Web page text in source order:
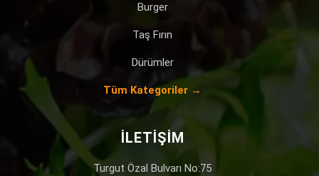
Burger
Taş Fırın
Dürümler
Tüm Kategoriler →
İLETIŞIM
Turgut Özal Bulvarı No:75